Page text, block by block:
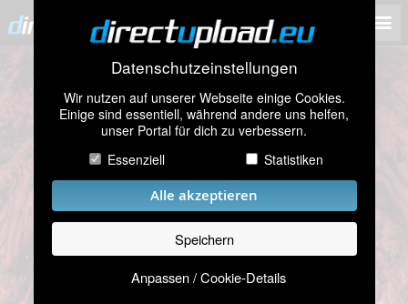
Datenschutzeinstellungen
Wir nutzen auf unserer Webseite einige Cookies.
Einige sind essentiell, während andere uns helfen,
unser Portal für dich zu verbessern.
Essenziell
Statistiken
Alle akzeptieren
Speichern
Anpassen / Cookie-Details